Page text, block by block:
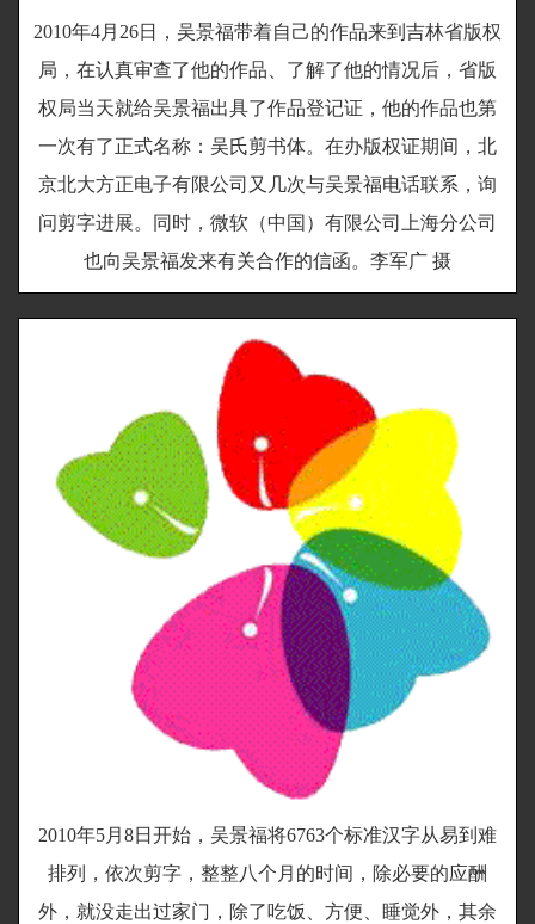
2010年4月26日，吴景福带着自己的作品来到吉林省版权
局，在认真审查了他的作品、了解了他的情况后，省版
权局当天就给吴景福出具了作品登记证，他的作品也第
一次有了正式名称：吴氏剪书体。在办版权证期间，北
京北大方正电子有限公司又几次与吴景福电话联系，询
问剪字进展。同时，微软（中国）有限公司上海分公司
也向吴景福发来有关合作的信函。李军广 摄
2010年5月8日开始，吴景福将6763个标准汉字从易到难
排列，依次剪字，整整八个月的时间，除必要的应酬
外，就没走出过家门，除了吃饭、方便、睡觉外，其余